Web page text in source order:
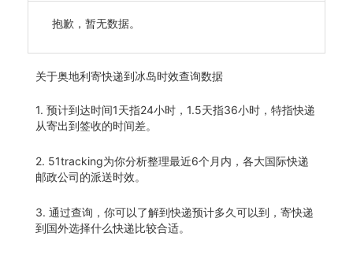
抱歉，暂无数据。
关于奥地利寄快递到冰岛时效查询数据
1. 预计到达时间1天指24小时，1.5天指36小时，特指快递
从寄出到签收的时间差。
2. 51tracking为你分析整理最近6个月内，各大国际快递
邮政公司的派送时效。
3. 通过查询，你可以了解到快递预计多久可以到，寄快递
到国外选择什么快递比较合适。